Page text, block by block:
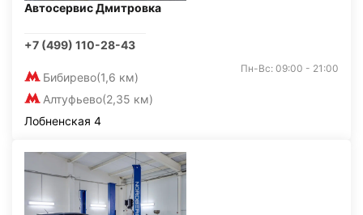
Автосервис Дмитровка
+7 (499) 110-28-43
Бибирево(1,6 км)
Алтуфьево(2,35 км)
Пн-Вс: 09:00 - 21:00
Лобненская 4